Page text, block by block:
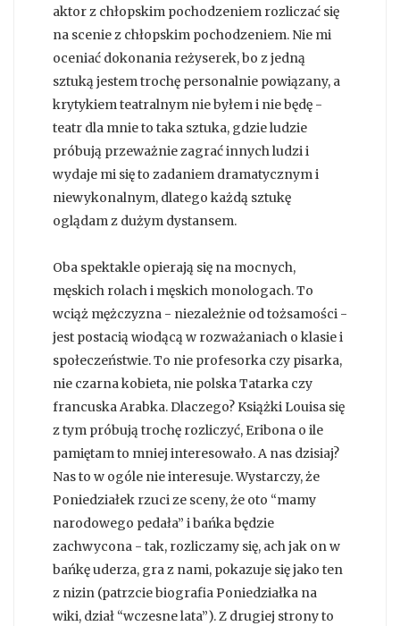
aktor z chłopskim pochodzeniem rozliczać się
na scenie z chłopskim pochodzeniem. Nie mi
oceniać dokonania reżyserek, bo z jedną
sztuką jestem trochę personalnie powiązany, a
krytykiem teatralnym nie byłem i nie będę -
teatr dla mnie to taka sztuka, gdzie ludzie
próbują przeważnie zagrać innych ludzi i
wydaje mi się to zadaniem dramatycznym i
niewykonalnym, dlatego każdą sztukę
oglądam z dużym dystansem.
Oba spektakle opierają się na mocnych,
męskich rolach i męskich monologach. To
wciąż mężczyzna - niezależnie od tożsamości -
jest postacią wiodącą w rozważaniach o klasie i
społeczeństwie. To nie profesorka czy pisarka,
nie czarna kobieta, nie polska Tatarka czy
francuska Arabka. Dlaczego? Książki Louisa się
z tym próbują trochę rozliczyć, Eribona o ile
pamiętam to mniej interesowało. A nas dzisiaj?
Nas to w ogóle nie interesuje. Wystarczy, że
Poniedziałek rzuci ze sceny, że oto “mamy
narodowego pedała” i bańka będzie
zachwycona - tak, rozliczamy się, ach jak on w
bańkę uderza, gra z nami, pokazuje się jako ten
z nizin (patrzcie biografia Poniedziałka na
wiki, dział “wczesne lata”). Z drugiej strony to